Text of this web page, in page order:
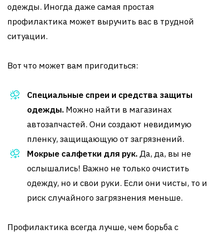
одежды. Иногда даже самая простая
профилактика может выручить вас в трудной
ситуации.
Вот что может вам пригодиться:
Специальные спреи и средства защиты
одежды. Можно найти в магазинах
автозапчастей. Они создают невидимую
пленку, защищающую от загрязнений.
Мокрые салфетки для рук.Да, да, вы не
ослышались! Важно не только очистить
одежду, но и свои руки. Если они чисты, то и
риск случайного загрязнения меньше.
Профилактика всегда лучше, чем борьба с